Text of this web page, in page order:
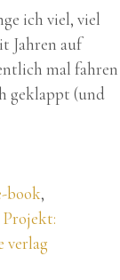
ich viel, viel
Jahren auf
mal fahren
geklappt (und
book,
Projekt:
verlag